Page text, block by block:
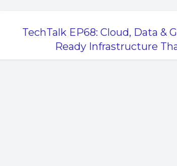
TechTalk EP68: Cloud, Data &
Ready Infrastructure